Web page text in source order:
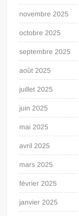
novembre 2025
octobre 2025
septembre 2025
août 2025
juillet 2025
juin 2025
mai 2025
avril 2025
mars 2025
février 2025
janvier 2025